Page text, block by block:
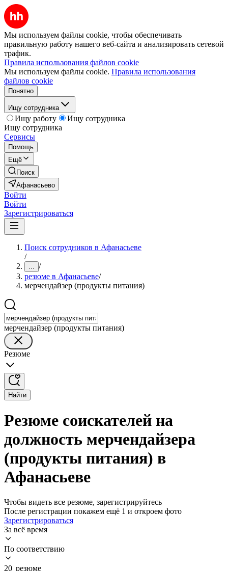
Мы используем файлы cookie, чтобы обеспечивать
правильную работу нашего веб-сайта и анализировать сетевой
трафик.
Правила использования файлов cookie
Мы используем файлы cookie. Правила использования
файлов cookie
Понятно
Ищу сотрудника
Ищу работу
Ищу сотрудника
Ищу сотрудника
Сервисы
Помощь
Ещё
Поиск
Афанасьево
Войти
Войти
Зарегистрироваться
Поиск сотрудников в Афанасьеве
/
... /
резюме в Афанасьеве/
мерчендайзер (продукты питания)
мерчендайзер (продукты питания)
Резюме
Найти
Резюме соискателей на
должность мерчендайзера
(продукты питания) в
Афанасьеве
Чтобы видеть все резюме, зарегистрируйтесь
После регистрации покажем ещё 1 и откроем фото
Зарегистрироваться
За всё время
По соответствию
20 резюме